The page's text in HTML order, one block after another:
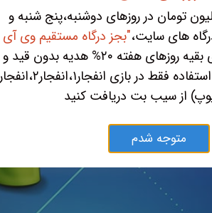
بیش از ۵ میلیون تومان در روزهای دوشنبه،پنج شنبه و
های سایت،"بجز درگاه مستقیم وی آی
۵۰% هدیه و برای بقیه روزهای هفته ۲۰% هدیه بدون قید و
شرط ویژه کازینو(قابل استفاده فقط در بازی انفجار۱،انفجار۲،انفجار
از سیب بت دریافت کنید
متوجه شدم